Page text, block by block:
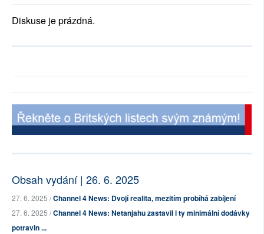
Diskuse je prázdná.
Obsah vydání | 26. 6. 2025
27. 6. 2025 /Channel 4 News: Dvojí realita, mezitím probíhá zabíjení
27. 6. 2025 /Channel 4 News: Netanjahu zastavil i ty minimální dodávky
potravin ...